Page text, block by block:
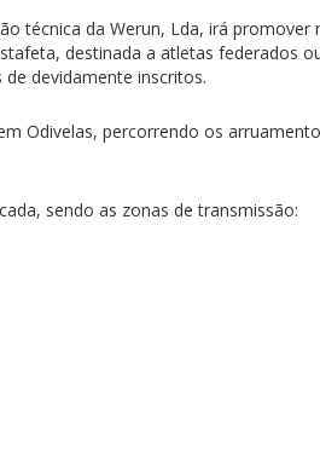
técnica da Werun, Lda, irá promover
destinada a atletas federados
devidamente inscritos.
Odivelas, percorrendo os
sendo as zonas de transmissão: